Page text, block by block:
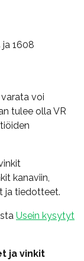
ja 1608
voi
tulee olla VR
kanaviin,
ja tiedotteet.
Usein kysytyt
ja vinkit